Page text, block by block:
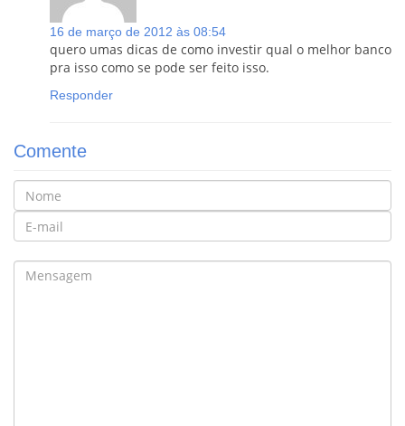
16 de março de 2012 às 08:54
quero umas dicas de como investir qual o melhor banco
pra isso como se pode ser feito isso.
Responder
Comente